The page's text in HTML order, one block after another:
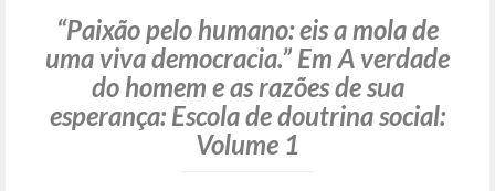
“Paixão pelo humano: eis a mola de
uma viva democracia.” Em A verdade
do homem e as razões de sua
esperança: Escola de doutrina social:
Volume 1